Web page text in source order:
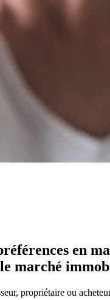
en
marché
propriétaire ou